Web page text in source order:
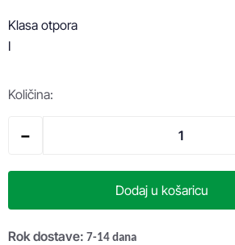
Klasa otpora
I
Količina:
-
Dodaj u košaricu
Rok dostave: 7-14 dana